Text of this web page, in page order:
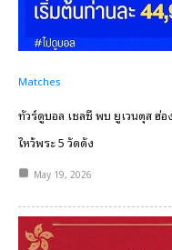
Matches
ทัวร์ดูบอล เชลซี พบ ยูเวนตุส ฮ่
ไหว้พระ 5 วัดดัง
May 19, 2026